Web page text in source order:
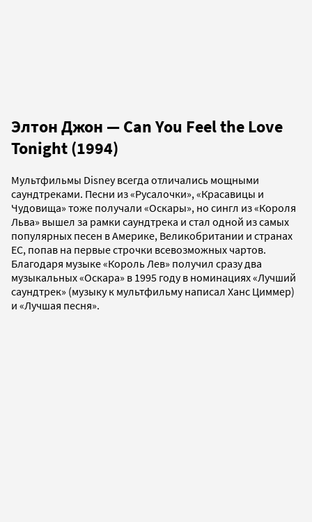
Элтон Джон — Can You Feel the Love
Tonight (1994)
Мультфильмы Disney всегда отличались мощными
саундтреками. Песни из «Русалочки», «Красавицы и
Чудовища» тоже получали «Оскары», но сингл из «Короля
Льва» вышел за рамки саундтрека и стал одной из самых
популярных песен в Америке, Великобритании и странах
ЕС, попав на первые строчки всевозможных чартов.
Благодаря музыке «Король Лев» получил сразу два
музыкальных «Оскара» в 1995 году в номинациях «Лучший
саундтрек» (музыку к мультфильму написал Ханс Циммер)
и «Лучшая песня».